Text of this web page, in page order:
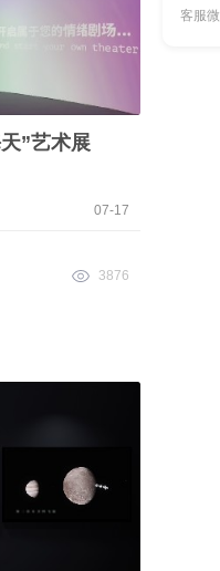
”艺术展
07-17
3876
客服